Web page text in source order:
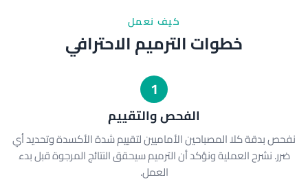
كيف نعمل
خطوات الترميم الاحترافي
1
الفحص والتقييم
نفحص بدقة كلا المصباحين الأماميين لتقييم شدة الأكسدة وتحديد أي
ضرر. نشرح العملية ونؤكد أن الترميم سيحقق النتائج المرجوة قبل بدء
العمل.